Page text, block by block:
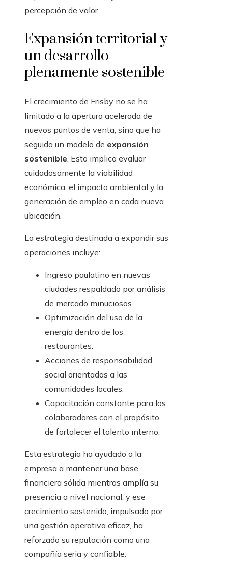
percepción de valor.
Expansión territorial y
un desarrollo
plenamente sostenible
El crecimiento de Frisby no se ha
limitado a la apertura acelerada de
nuevos puntos de venta, sino que ha
seguido un modelo de expansión
sostenible. Esto implica evaluar
cuidadosamente la viabilidad
económica, el impacto ambiental y la
generación de empleo en cada nueva
ubicación.
La estrategia destinada a expandir sus
operaciones incluye:
Ingreso paulatino en nuevas
ciudades respaldado por análisis
de mercado minuciosos.
Optimización del uso de la
energía dentro de los
restaurantes.
Acciones de responsabilidad
social orientadas a las
comunidades locales.
Capacitación constante para los
colaboradores con el propósito
de fortalecer el talento interno.
Esta estrategia ha ayudado a la
empresa a mantener una base
financiera sólida mientras amplía su
presencia a nivel nacional, y ese
crecimiento sostenido, impulsado por
una gestión operativa eficaz, ha
reforzado su reputación como una
compañía seria y confiable.